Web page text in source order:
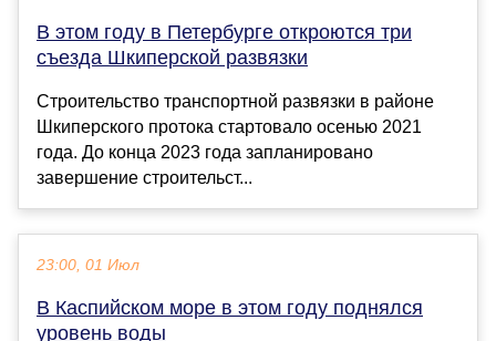
В этом году в Петербурге откроются три
съезда Шкиперской развязки
Строительство транспортной развязки в районе
Шкиперского протока стартовало осенью 2021
года. До конца 2023 года запланировано
завершение строительст...
23:00, 01 Июл
В Каспийском море в этом году поднялся
уровень воды